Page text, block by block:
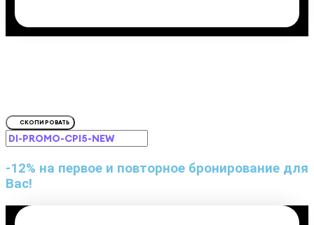
СКОПИРОВАТЬ
-12% на первое и повторное бронирование для
Вас!